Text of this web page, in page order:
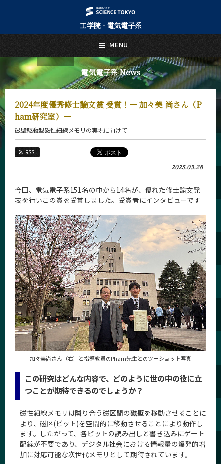
工学院 - 電気電子系
電気電子系 News
2024年度優秀修士論文賞 受賞！― 加々美 尚さん（P
ham研究室）―
磁壁駆動型磁性細線メモリの実現に向けて
RSS
2025.03.28
今回、電気電子系151名の中から14名が、優れた修士論文発
表を行いこの賞を受賞しました。受賞者にインタビューです
加々美尚さん（右）と指導教員のPham先生とのツーショット写真
この研究はどんな内容で、どのように世の中の役に立
つことが期待できるのでしょうか？
磁性細線メモリは隣り合う磁区間の磁壁を移動させることに
より、磁区(ビット)を空間的に移動させることにより動作し
ます。したがって、各ビットの読み出しと書き込みにゲート
配線が不要であり、デジタル社会における情報量の爆発的増
加に対応可能な次世代メモリとして期待されています。
MENU
日本語 English
トップページ
Top Page
電気電子系について
About Us
教育
Education
教員・研究室
入学案内
Admissions
電気電子系 News
News
News 一覧
カテゴリ別
課程別
月別
イベントカレンダー
Event Calendar
サイト構成
学内向け情報
系詳細情報
CLOSE